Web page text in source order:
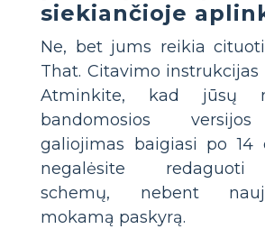
siekiančioje
Ne, bet jums reikia
That. Citavimo instrukcijas
Atminkite, kad jūsų
bandomosios
galiojimas baigiasi po
negalėsite redaguoti
schemų, nebent
mokamą paskyrą.